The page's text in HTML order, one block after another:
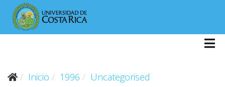
Inicio 1996 Uncategorised